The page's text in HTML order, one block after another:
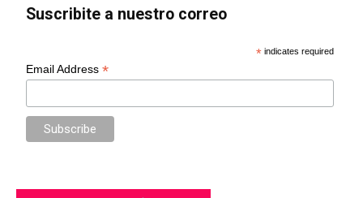
Suscribite a nuestro correo
* indicates required
Email Address*